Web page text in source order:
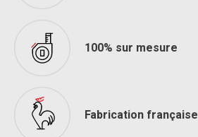
100% sur mesure
Fabrication française